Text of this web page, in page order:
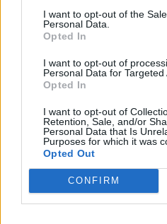
I want to opt-out of the
Personal Data.
Opted In
I want to opt-out of
Personal Data for Targeted
Opted In
I want to opt-out of
Retention, Sale, and/or
Personal Data that Is
Purposes for which it was
Opted Out
CONFIRM
të IA-